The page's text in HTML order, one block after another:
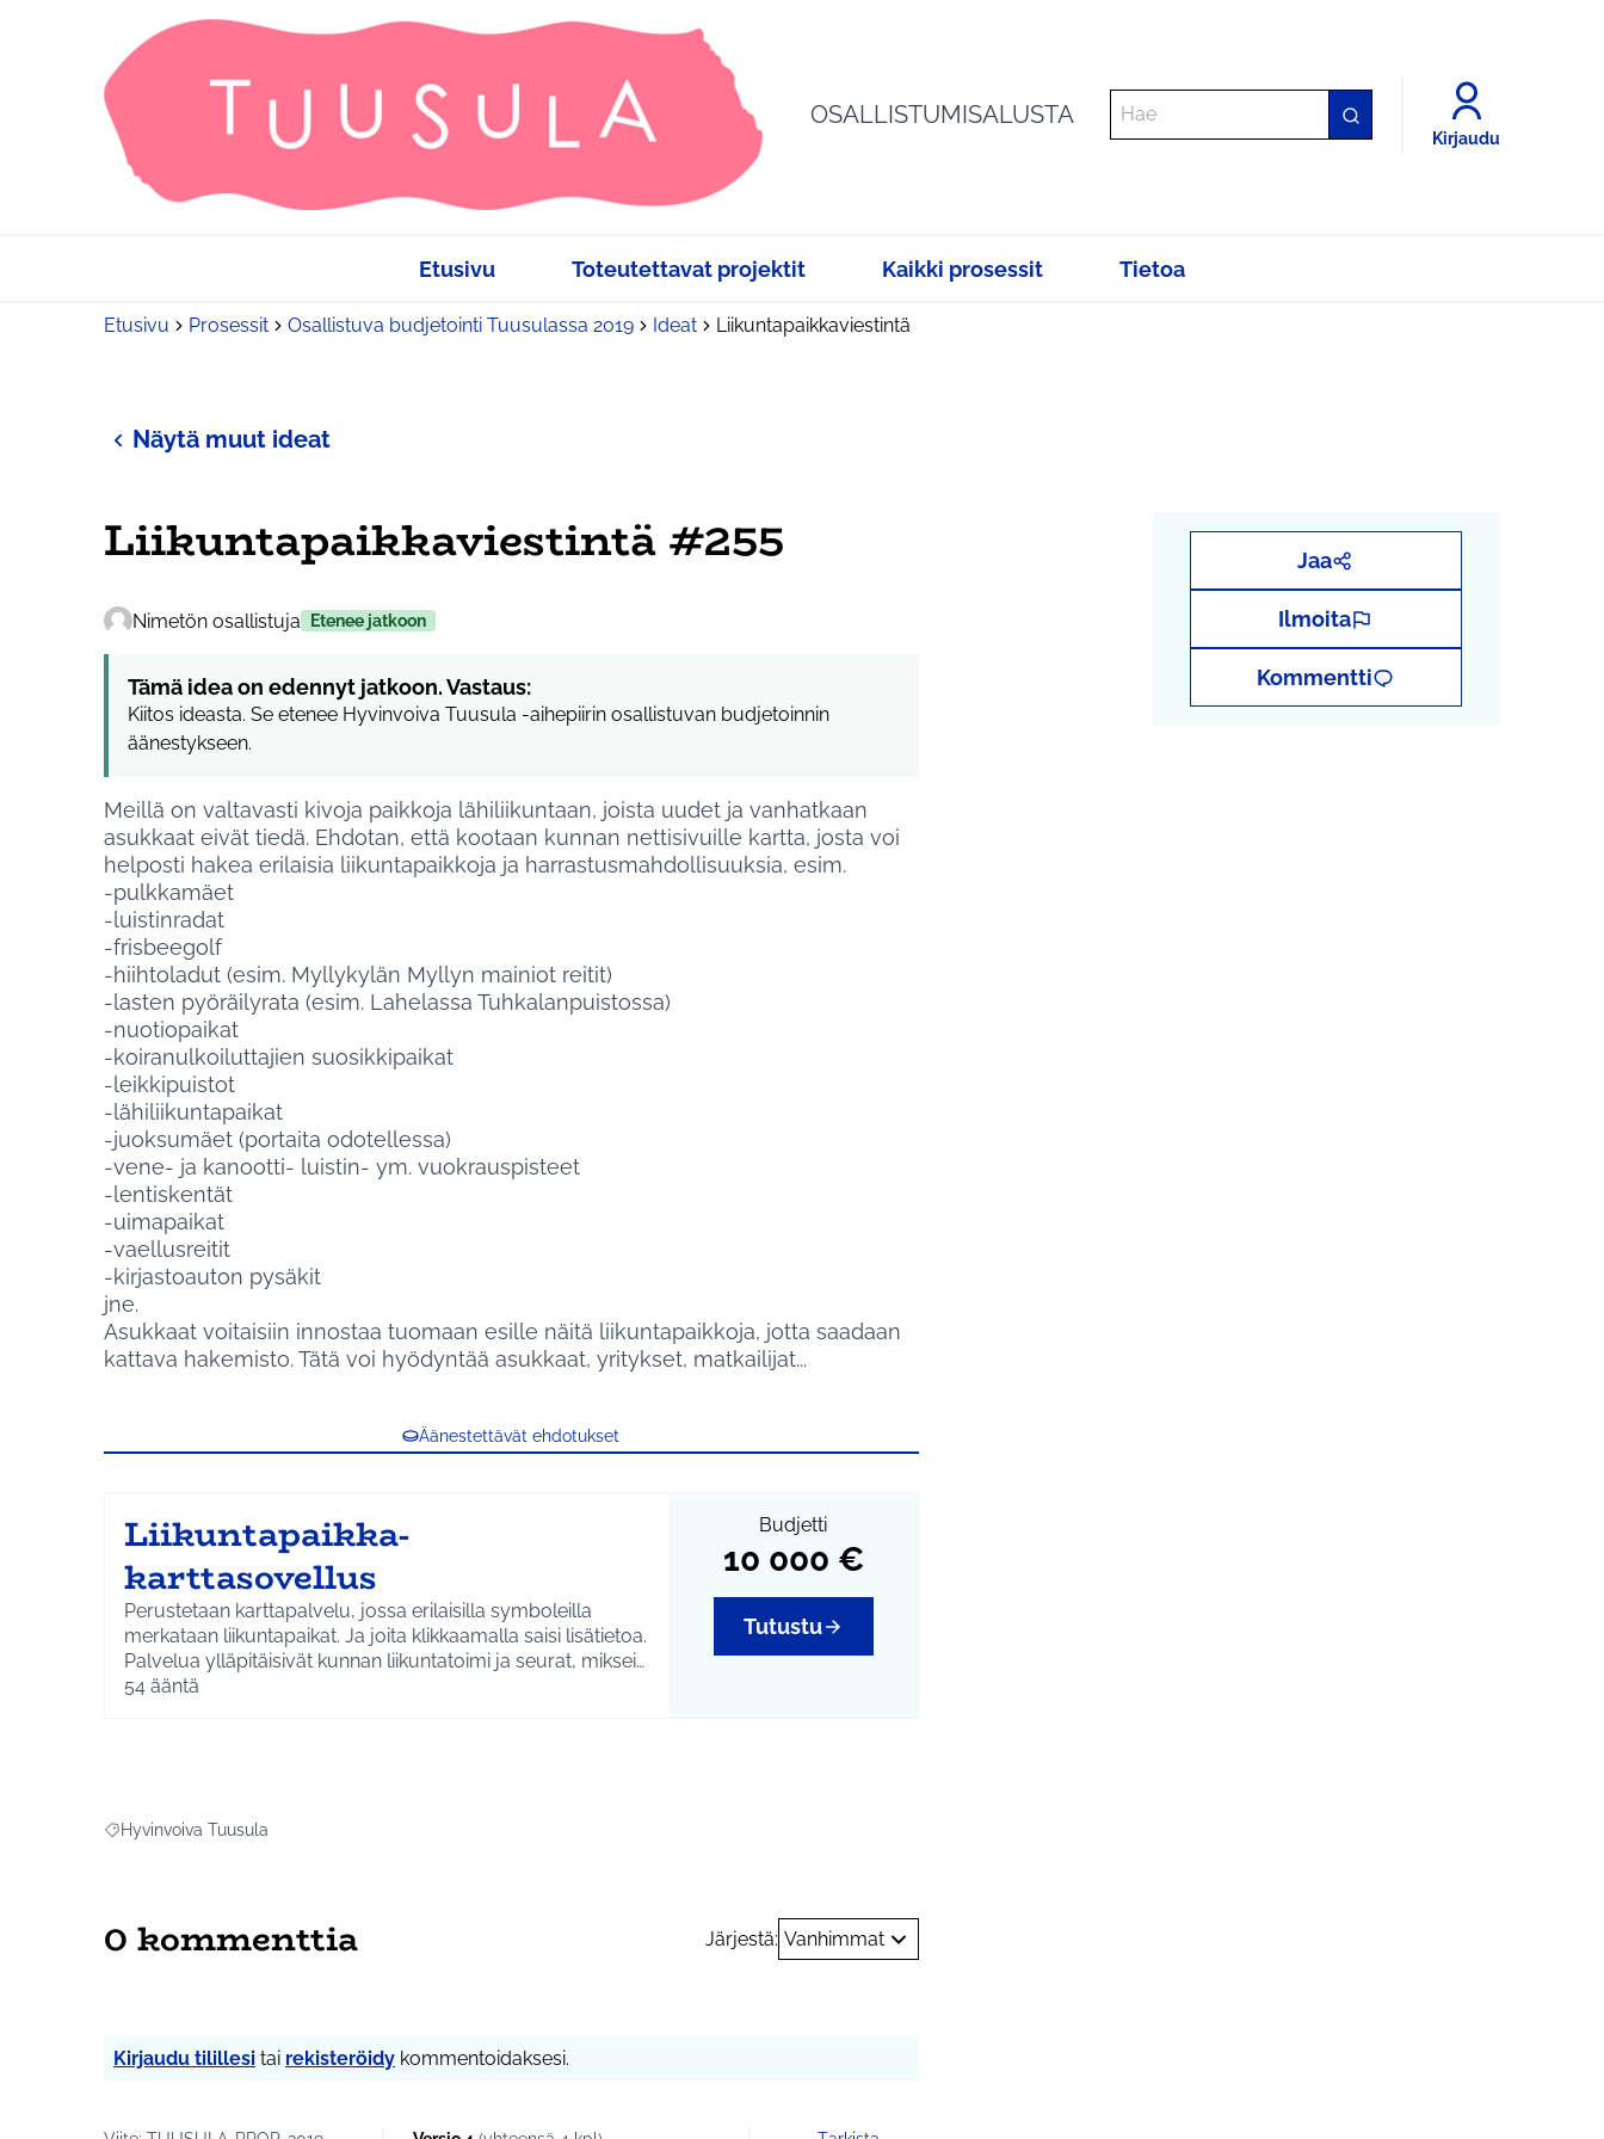
OSALLISTUMISALUSTA
Kirjaudu
Etusivu Toteutettavat projektit Kaikki prosessit Tietoa
Etusivu Prosessit Osallistuva budjetointi Tuusulassa 2019 Ideat Liikuntapaikkaviestintä
Näytä muut ideat
Liikuntapaikkaviestintä #255
Nimetön osallistuja Etenee jatkoon
Tämä idea on edennyt jatkoon. Vastaus:
Kiitos ideasta. Se etenee Hyvinvoiva Tuusula -aihepiirin osallistuvan budjetoinnin
äänestykseen.
Meillä on valtavasti kivoja paikkoja lähiliikuntaan, joista uudet ja vanhatkaan
asukkaat eivät tiedä. Ehdotan, että kootaan kunnan nettisivuille kartta, josta voi
helposti hakea erilaisia liikuntapaikkoja ja harrastusmahdollisuuksia, esim.
-pulkkamäet
-luistinradat
-frisbeegolf
-hiihtoladut (esim. Myllykylän Myllyn mainiot reitit)
-lasten pyöräilyrata (esim. Lahelassa Tuhkalanpuistossa)
-nuotiopaikat
-koiranulkoiluttajien suosikkipaikat
-leikkipuistot
-lähiliikuntapaikat
-juoksumäet (portaita odotellessa)
-vene- ja kanootti- luistin- ym. vuokrauspisteet
-lentiskentät
-uimapaikat
-vaellusreitit
-kirjastoauton pysäkit
jne.
Asukkaat voitaisiin innostaa tuomaan esille näitä liikuntapaikkoja, jotta saadaan
kattava hakemisto. Tätä voi hyödyntää asukkaat, yritykset, matkailijat...
Äänestettävät ehdotukset
Liikuntapaikka-
karttasovellus
Perustetaan karttapalvelu, jossa erilaisilla symboleilla
merkataan liikuntapaikat. Ja joita klikkaamalla saisi lisätietoa.
Palvelua ylläpitäisivät kunnan liikuntatoimi ja seurat, miksei
myös kuntalaiset voisi päivittää.
54 ääntä
Budjetti
10 000 €
Tutustu
Rajaa tulokset aihepiirin mukaan: Hyvinvoiva Tuusula
Hyvinvoiva Tuusula
Jaa
Ilmoita
Kommentti
0 kommenttia Järjestä: Vanhimmat
Kirjaudu tilillesi tai rekisteröidy kommentoidaksesi.